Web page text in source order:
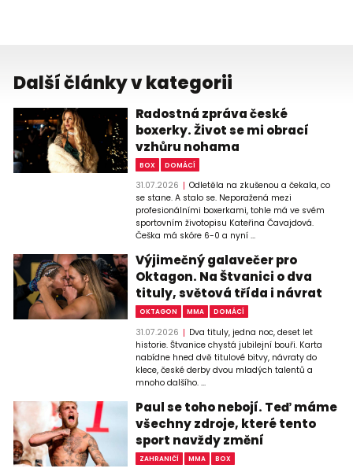
Další články v kategorii
Radostná zpráva české
boxerky. Život se mi obrací
vzhůru nohama
BOX DOMÁCÍ
31.07.2026
Odletěla na zkušenou a čekala, co
se stane. A stalo se. Neporažená mezi
profesionálními boxerkami, tohle má ve svém
sportovním životopisu Kateřina Čavajdová.
Češka má skóre 6-0 a nyní ...
Výjimečný galavečer pro
Oktagon. Na Štvanici o dva
tituly, světová třída i návrat
OKTAGON MMA DOMÁCÍ
31.07.2026
Dva tituly, jedna noc, deset let
historie. Štvanice chystá jubilejní bouři. Karta
nabídne hned dvě titulové bitvy, návraty do
klece, české derby dvou mladých talentů a
mnoho dalšího. ...
Paul se toho nebojí. Teď máme
všechny zdroje, které tento
sport navždy změní
ZAHRANIČÍ MMA BOX